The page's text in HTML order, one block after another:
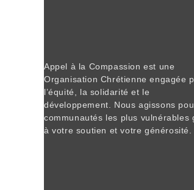
Appel à la Compassion est une
Organisation Chrétienne engagée
l’équité, la solidarité et le
développement. Nous agissons
communautés les plus vulnérables
à votre soutien et votre générosité.